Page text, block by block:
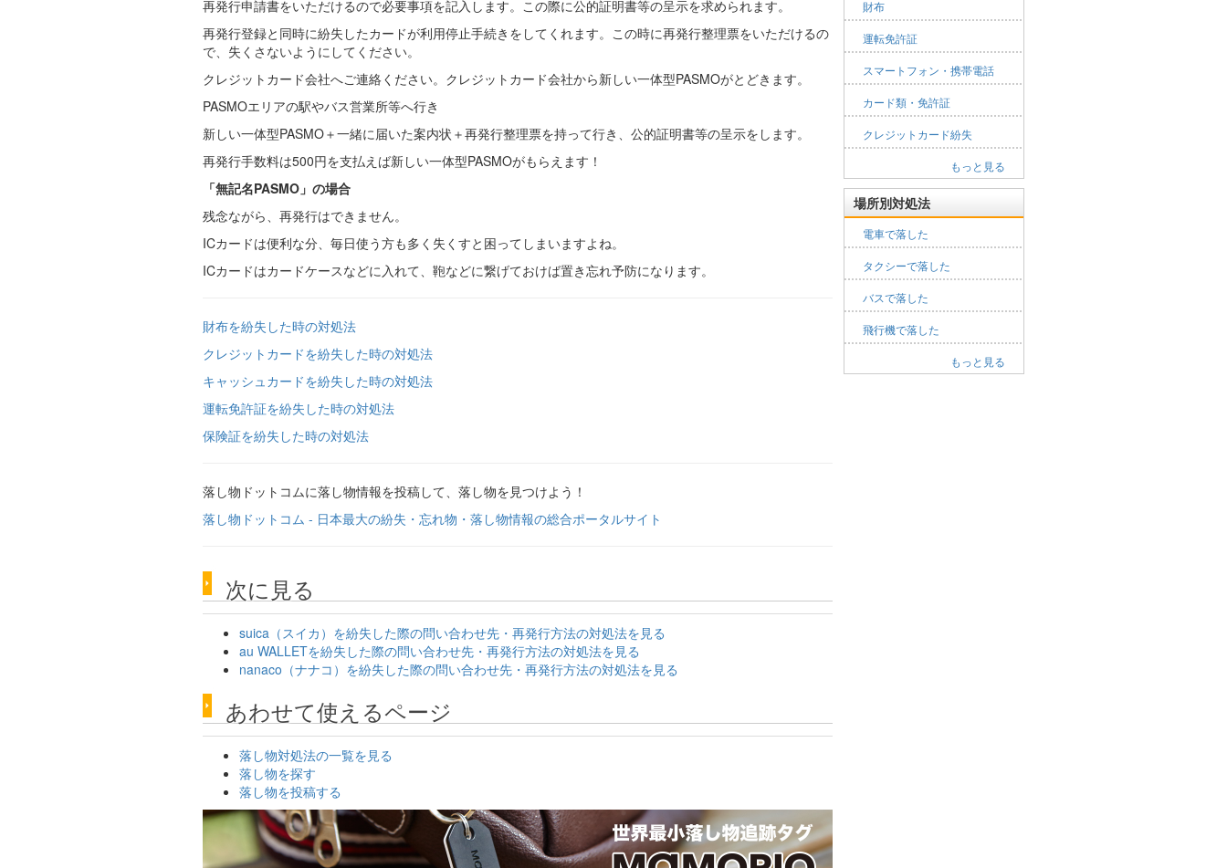
財布
運転免許証
スマートフォン・携帯電話
カード類・免許証
クレジットカード紛失
もっと見る
場所別対処法
電車で落した
タクシーで落した
バスで落した
飛行機で落した
もっと見る
再発行申請書をいただけるので必要事項を記入します。この際に公的証明書等の呈示を求められます。
再発行登録と同時に紛失したカードが利用停止手続きをしてくれます。この時に再発行整理票をいただけるの
で、失くさないようにしてください。
クレジットカード会社へご連絡ください。クレジットカード会社から新しい一体型PASMOがとどきます。
PASMOエリアの駅やバス営業所等へ行き
新しい一体型PASMO＋一緒に届いた案内状＋再発行整理票を持って行き、公的証明書等の呈示をします。
再発行手数料は500円を支払えば新しい一体型PASMOがもらえます！
「無記名PASMO」の場合
残念ながら、再発行はできません。
ICカードは便利な分、毎日使う方も多く失くすと困ってしまいますよね。
ICカードはカードケースなどに入れて、鞄などに繋げておけば置き忘れ予防になります。
財布を紛失した時の対処法
クレジットカードを紛失した時の対処法
キャッシュカードを紛失した時の対処法
運転免許証を紛失した時の対処法
保険証を紛失した時の対処法
落し物ドットコムに落し物情報を投稿して、落し物を見つけよう！
落し物ドットコム - 日本最大の紛失・忘れ物・落し物情報の総合ポータルサイト
次に見る
suica（スイカ）を紛失した際の問い合わせ先・再発行方法の対処法を見る
au WALLETを紛失した際の問い合わせ先・再発行方法の対処法を見る
nanaco（ナナコ）を紛失した際の問い合わせ先・再発行方法の対処法を見る
あわせて使えるページ
落し物対処法の一覧を見る
落し物を探す
落し物を投稿する